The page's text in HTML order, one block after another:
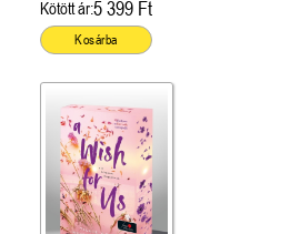
Kötött ár:5 399 Ft
Kosárba